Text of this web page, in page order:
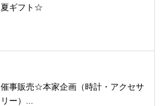
夏ギフト☆
催事販売☆本家企画（時計・アクセサ
リー）...